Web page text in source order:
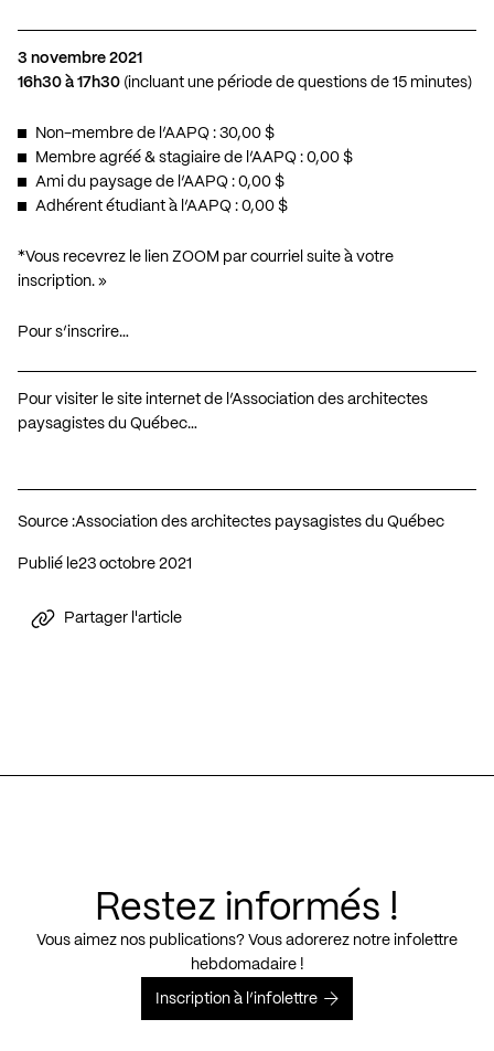
3 novembre 2021
16h30 à 17h30 (incluant une période de questions de 15 minutes)
Non-membre de l’AAPQ : 30,00 $
Membre agréé & stagiaire de l’AAPQ : 0,00 $
Ami du paysage de l’AAPQ : 0,00 $
Adhérent étudiant à l’AAPQ : 0,00 $
*Vous recevrez le lien ZOOM par courriel suite à votre
inscription. »
Pour s’inscrire…
Pour visiter le site internet de l’Association des architectes
paysagistes du Québec…
Source :Association des architectes paysagistes du Québec
Publié le 23 octobre 2021
Partager l'article
Restez informés !
Vous aimez nos publications? Vous adorerez notre infolettre
hebdomadaire !
Inscription à l’infolettre